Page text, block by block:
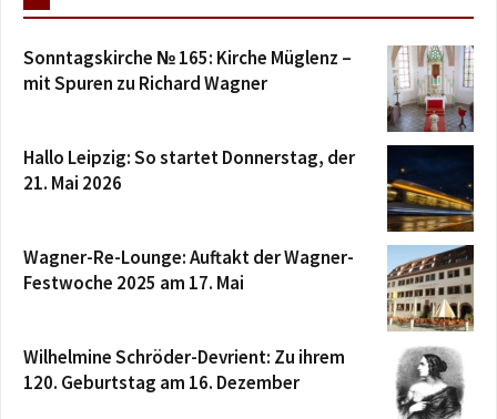
Sonntagskirche № 165: Kirche Müglenz –
mit Spuren zu Richard Wagner
Hallo Leipzig: So startet Donnerstag, der
21. Mai 2026
Wagner-Re-Lounge: Auftakt der Wagner-
Festwoche 2025 am 17. Mai
Wilhelmine Schröder-Devrient: Zu ihrem
120. Geburtstag am 16. Dezember